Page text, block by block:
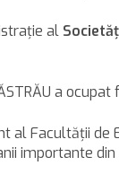
al
a
al Facultăţii
importante